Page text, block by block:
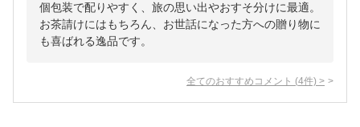
個包装で配りやすく、旅の思い出やおすそ分けに最適。
お茶請けにはもちろん、お世話になった方への贈り物に
も喜ばれる逸品です。
全てのおすすめコメント (4件) >